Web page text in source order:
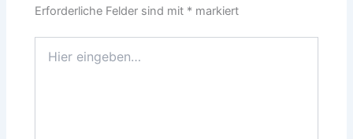
Erforderliche Felder sind mit * markiert
eingeben…